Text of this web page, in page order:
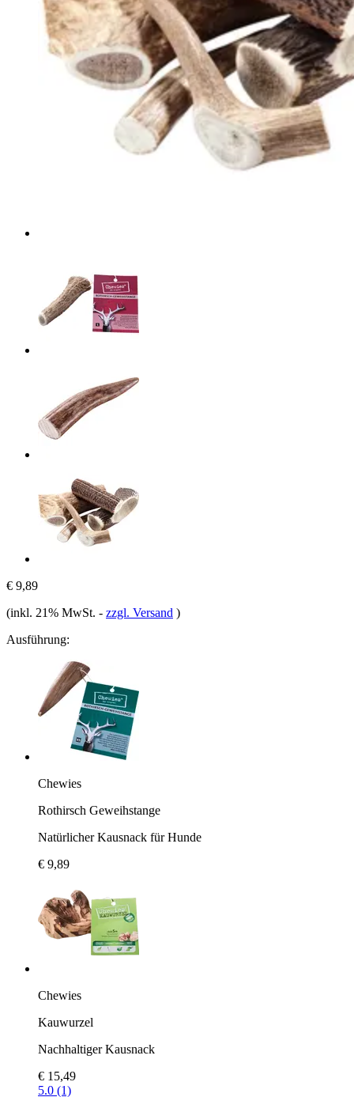
€ 9,89
(inkl. 21% MwSt. - zzgl. Versand )
Ausführung:
Chewies
Rothirsch Geweihstange
Natürlicher Kausnack für Hunde
€ 9,89
Chewies
Kauwurzel
Nachhaltiger Kausnack
€ 15,49
5.0 (1)